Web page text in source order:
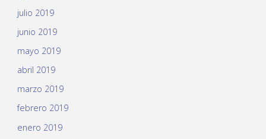
julio 2019
junio 2019
mayo 2019
abril 2019
marzo 2019
febrero 2019
enero 2019